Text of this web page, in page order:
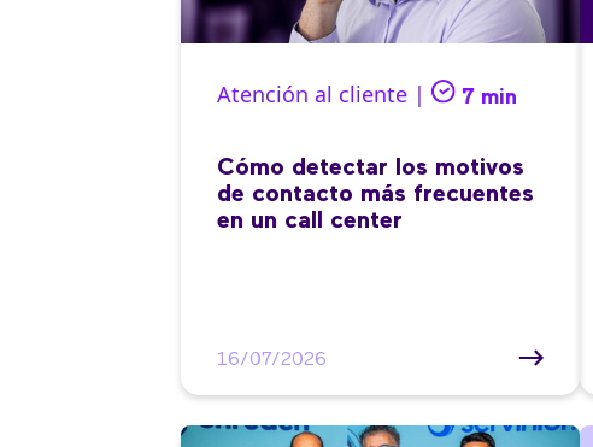
Atención al cliente | 7 min
Cómo detectar los motivos
de contacto más frecuentes
en un call center
16/07/2026